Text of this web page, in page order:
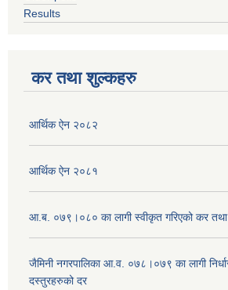
Results
कर तथा शुल्कहरु
आर्थिक ऐन २०८२
आर्थिक ऐन २०८१
आ.ब. ०७९।०८० का लागी स्वीकृत गरिएको कर
जैमिनी नगरपालिका आ.व. ०७८।०७९ का लागी
दस्तुरहरुको दर